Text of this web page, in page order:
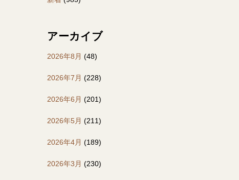
アーカイブ
2026年8月 (48)
2026年7月 (228)
2026年6月 (201)
2026年5月 (211)
2026年4月 (189)
2026年3月 (230)